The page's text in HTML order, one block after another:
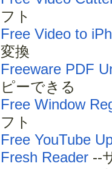
フト
Free Video to
変換
Freeware PDF
ピーできる
Free Window
フト
Free YouTube
Fresh Reader --